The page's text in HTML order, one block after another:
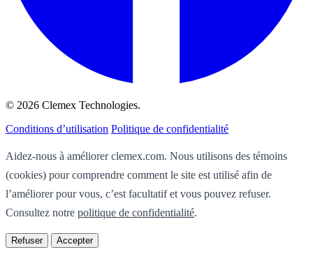
© 2026 Clemex Technologies.
Conditions d’utilisation Politique de confidentialité
Aidez-nous à améliorer clemex.com. Nous utilisons des témoins
(cookies) pour comprendre comment le site est utilisé afin de
l’améliorer pour vous, c’est facultatif et vous pouvez refuser.
Consultez notre politique de confidentialité.
Refuser Accepter